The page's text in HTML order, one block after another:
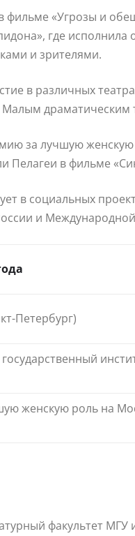
фильме «Угрозы и
где исполнила
и зрителями.
в различных
драматическим
за лучшую
Пелагеи в фильме
в социальных
и
Петербург)
женскую роль на
факультет